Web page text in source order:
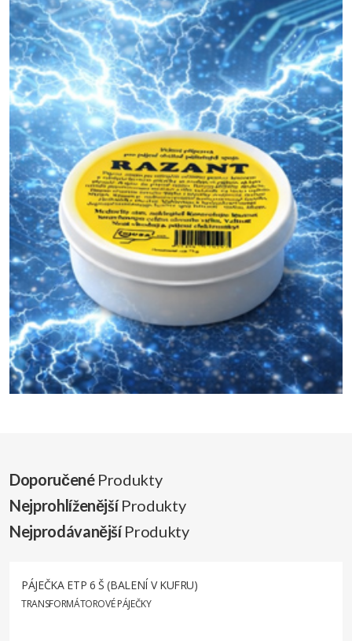
DoporučenéProdukty
NejprohlíženějšíProdukty
NejprodávanějšíProdukty
PÁJEČKA ETP 6 Š (BALENÍ V KUFRU)
TRANSFORMÁTOROVÉ PÁJEČKY